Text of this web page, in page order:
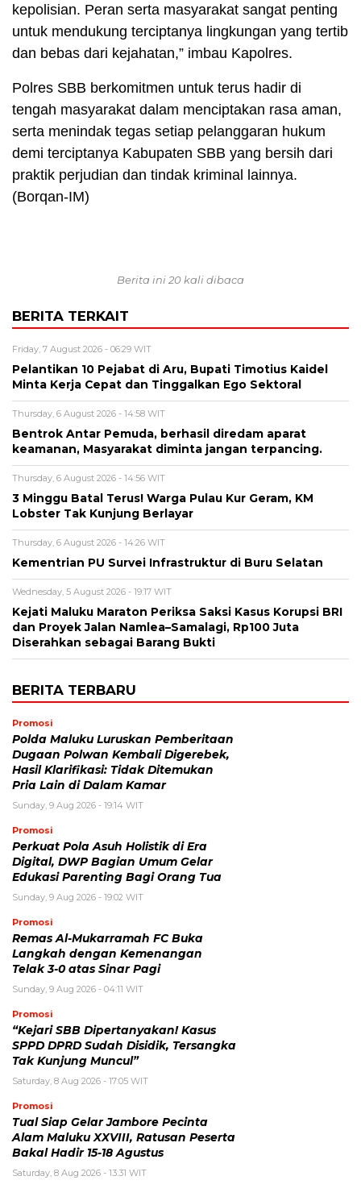
kepolisian. Peran serta masyarakat sangat penting
untuk mendukung terciptanya lingkungan yang tertib
dan bebas dari kejahatan,” imbau Kapolres.
Polres SBB berkomitmen untuk terus hadir di
tengah masyarakat dalam menciptakan rasa aman,
serta menindak tegas setiap pelanggaran hukum
demi terciptanya Kabupaten SBB yang bersih dari
praktik perjudian dan tindak kriminal lainnya.
(Borqan-IM)
Berita ini 20 kali dibaca
BERITA TERKAIT
Friday, 7 August 2026 - 06:29 WIT
Pelantikan 10 Pejabat di Aru, Bupati Timotius Kaidel
Minta Kerja Cepat dan Tinggalkan Ego Sektoral
Thursday, 6 August 2026 - 14:58 WIT
Bentrok Antar Pemuda, berhasil diredam aparat
keamanan, Masyarakat diminta jangan terpancing.
Thursday, 6 August 2026 - 14:56 WIT
3 Minggu Batal Terus! Warga Pulau Kur Geram, KM
Lobster Tak Kunjung Berlayar
Thursday, 6 August 2026 - 14:26 WIT
Kementrian PU Survei Infrastruktur di Buru Selatan
Wednesday, 5 August 2026 - 19:17 WIT
Kejati Maluku Maraton Periksa Saksi Kasus Korupsi BRI
dan Proyek Jalan Namlea–Samalagi, Rp100 Juta
Diserahkan sebagai Barang Bukti
BERITA TERBARU
Promosi
Polda Maluku Luruskan Pemberitaan
Dugaan Polwan Kembali Digerebek,
Hasil Klarifikasi: Tidak Ditemukan
Pria Lain di Dalam Kamar
Sunday, 9 Aug 2026 - 19:14 WIT
Promosi
Perkuat Pola Asuh Holistik di Era
Digital, DWP Bagian Umum Gelar
Edukasi Parenting Bagi Orang Tua
Sunday, 9 Aug 2026 - 19:02 WIT
Promosi
Remas Al-Mukarramah FC Buka
Langkah dengan Kemenangan
Telak 3-0 atas Sinar Pagi
Sunday, 9 Aug 2026 - 04:11 WIT
Promosi
“Kejari SBB Dipertanyakan! Kasus
SPPD DPRD Sudah Disidik, Tersangka
Tak Kunjung Muncul”
Saturday, 8 Aug 2026 - 17:05 WIT
Promosi
Tual Siap Gelar Jambore Pecinta
Alam Maluku XXVIII, Ratusan Peserta
Bakal Hadir 15-18 Agustus
Saturday, 8 Aug 2026 - 13:31 WIT